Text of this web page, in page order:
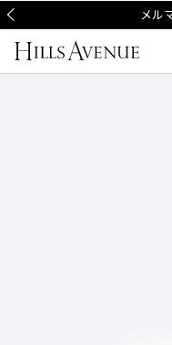
メル